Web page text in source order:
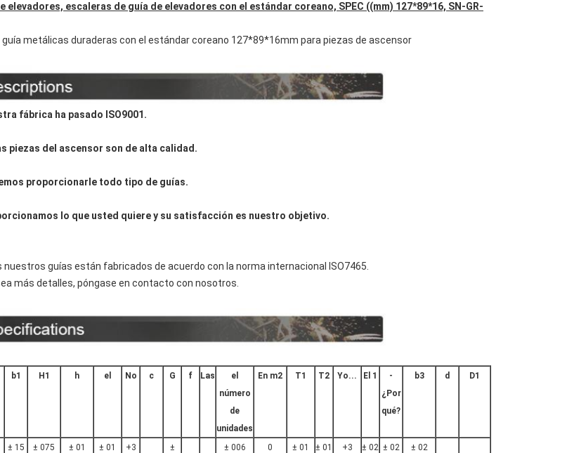
elevadores, escaleras de guía de elevadores con el estándar coreano, SPEC ((mm) 127*89*16, SN-GR-
guía metálicas duraderas con el estándar coreano 127*89*16mm para piezas de ascensor
fábrica ha pasado ISO9001.
piezas del ascensor son de alta calidad.
proporcionarle todo tipo de guías.
lo que usted quiere y su satisfacción es nuestro objetivo.
nuestros guías están fabricados de acuerdo con la norma internacional ISO7465.
más detalles, póngase en contacto con nosotros.
b1 H1 h el No c G f Las
el
número
de
unidades
En m2 T1 T2 Yo... El 1
-
¿Por
qué?
b3 d D1
± 15
± 075
± 01
± 01
+3
±
± 006
0
± 01
± 01
+3
± 02 ± 02
± 02